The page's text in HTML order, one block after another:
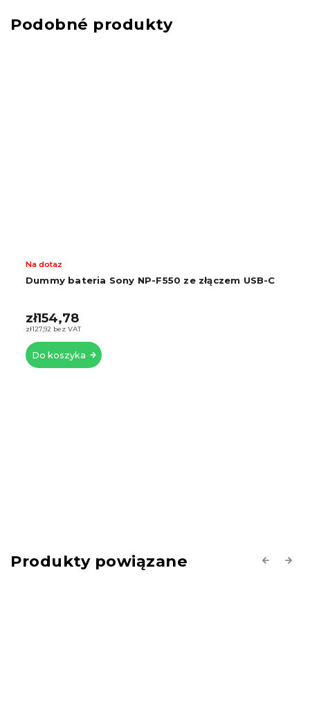
Dummy bateria Sony NP-F550 ze złączem USB-C
Na dotaz
zł127,92 bez VAT
zł154,78
Do koszyka
Produkty powiązane Previous
Next